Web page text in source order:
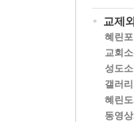
교제
혜린
교회소
성도소
갤러리
혜린
동영